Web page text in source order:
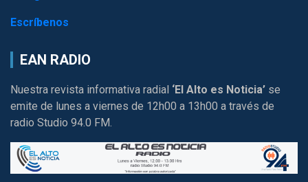
Escríbenos
EAN RADIO
Nuestra revista informativa radial ‘El Alto es Noticia’ se
emite de lunes a viernes de 12h00 a 13h00 a través de
radio Studio 94.0 FM.